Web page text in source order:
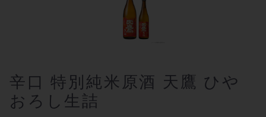
辛口 特別純米原酒 天鷹 ひや
おろし生詰